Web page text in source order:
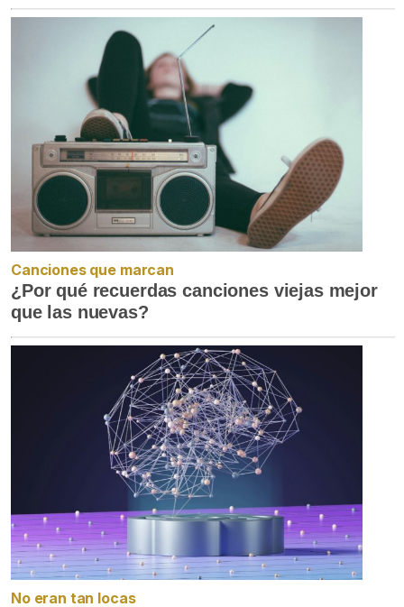
Canciones que marcan
¿Por qué recuerdas canciones viejas mejor
que las nuevas?
No eran tan locas